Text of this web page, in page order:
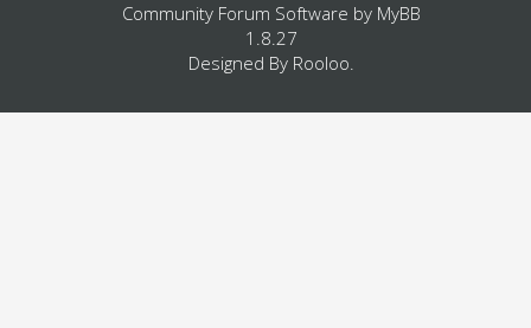
Community Forum Software by MyBB
1.8.27
Designed By Rooloo.